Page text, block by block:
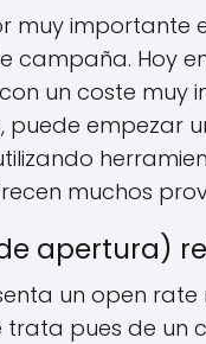
muy
campaña. Hoy
un coste muy
puede empezar
muchos
apertura)
un open
trata pues de